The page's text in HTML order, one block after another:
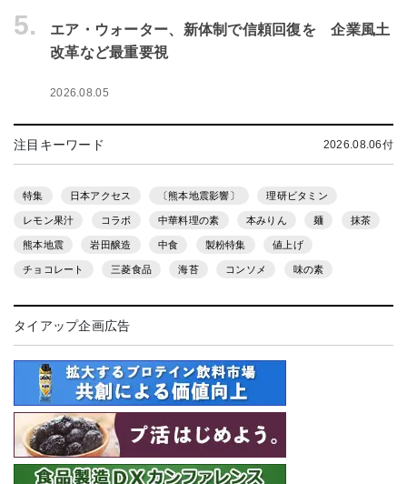
5.
エア・ウォーター、新体制で信頼回復を 企業風土
改革など最重要視
2026.08.05
注目キーワード 2026.08.06付
特集 日本アクセス 〔熊本地震影響〕 理研ビタミン
レモン果汁 コラボ 中華料理の素 本みりん 麺 抹茶
熊本地震 岩田醸造 中食 製粉特集 値上げ
チョコレート 三菱食品 海苔 コンソメ 味の素
タイアップ企画広告